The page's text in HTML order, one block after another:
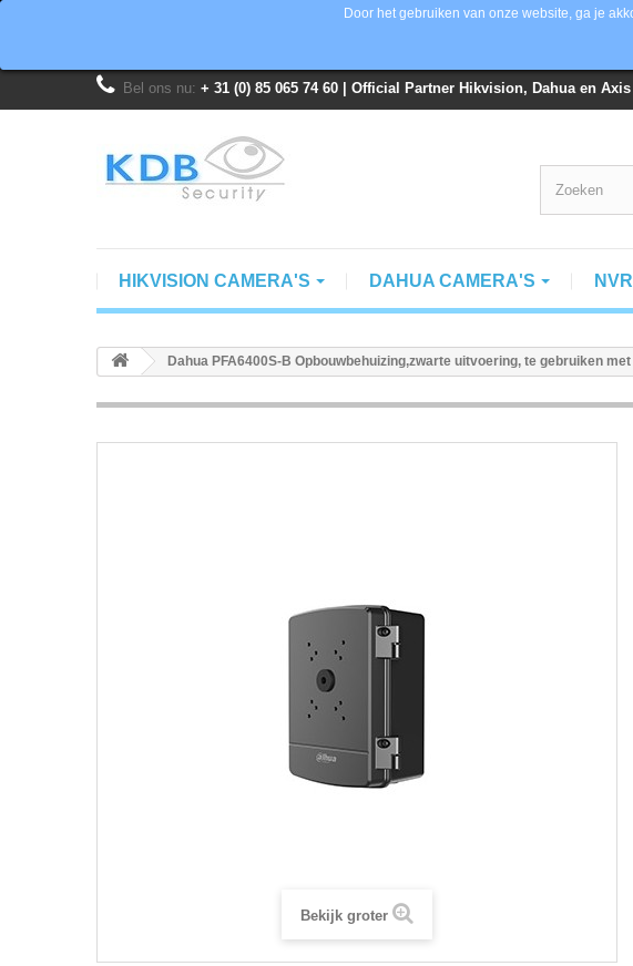
Bel ons nu: + 31 (0) 85 065 74 60 | Official Partner Hikvision, Dahua en Axis
Door het gebruiken van onze website, ga je
HIKVISION CAMERA'S DAHUA CAMERA'S
Dahua PFA6400S-B Opbouwbehuizing,zwarte uitvoering, te gebruiken
Bekijk groter